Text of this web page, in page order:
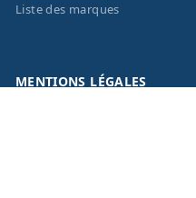
Liste des marques
MENTIONS LÉGALES